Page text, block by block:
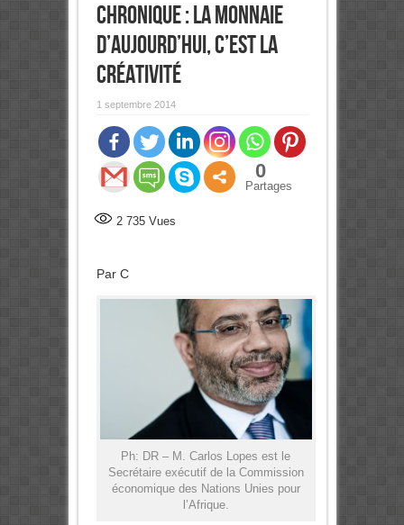
Chronique : La Monnaie
D’Aujourd’hui, C’est La
Créativité
1 septembre 2014
0
Partages
2 735Vues
Par C
Ph: DR – M. Carlos Lopes est le
Secrétaire exécutif de la Commission
économique des Nations Unies pour
l’Afrique.